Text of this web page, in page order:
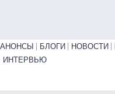
Primary links bottom
АНОНСЫ БЛОГИ НОВОСТИ
ИНТЕРВЬЮ